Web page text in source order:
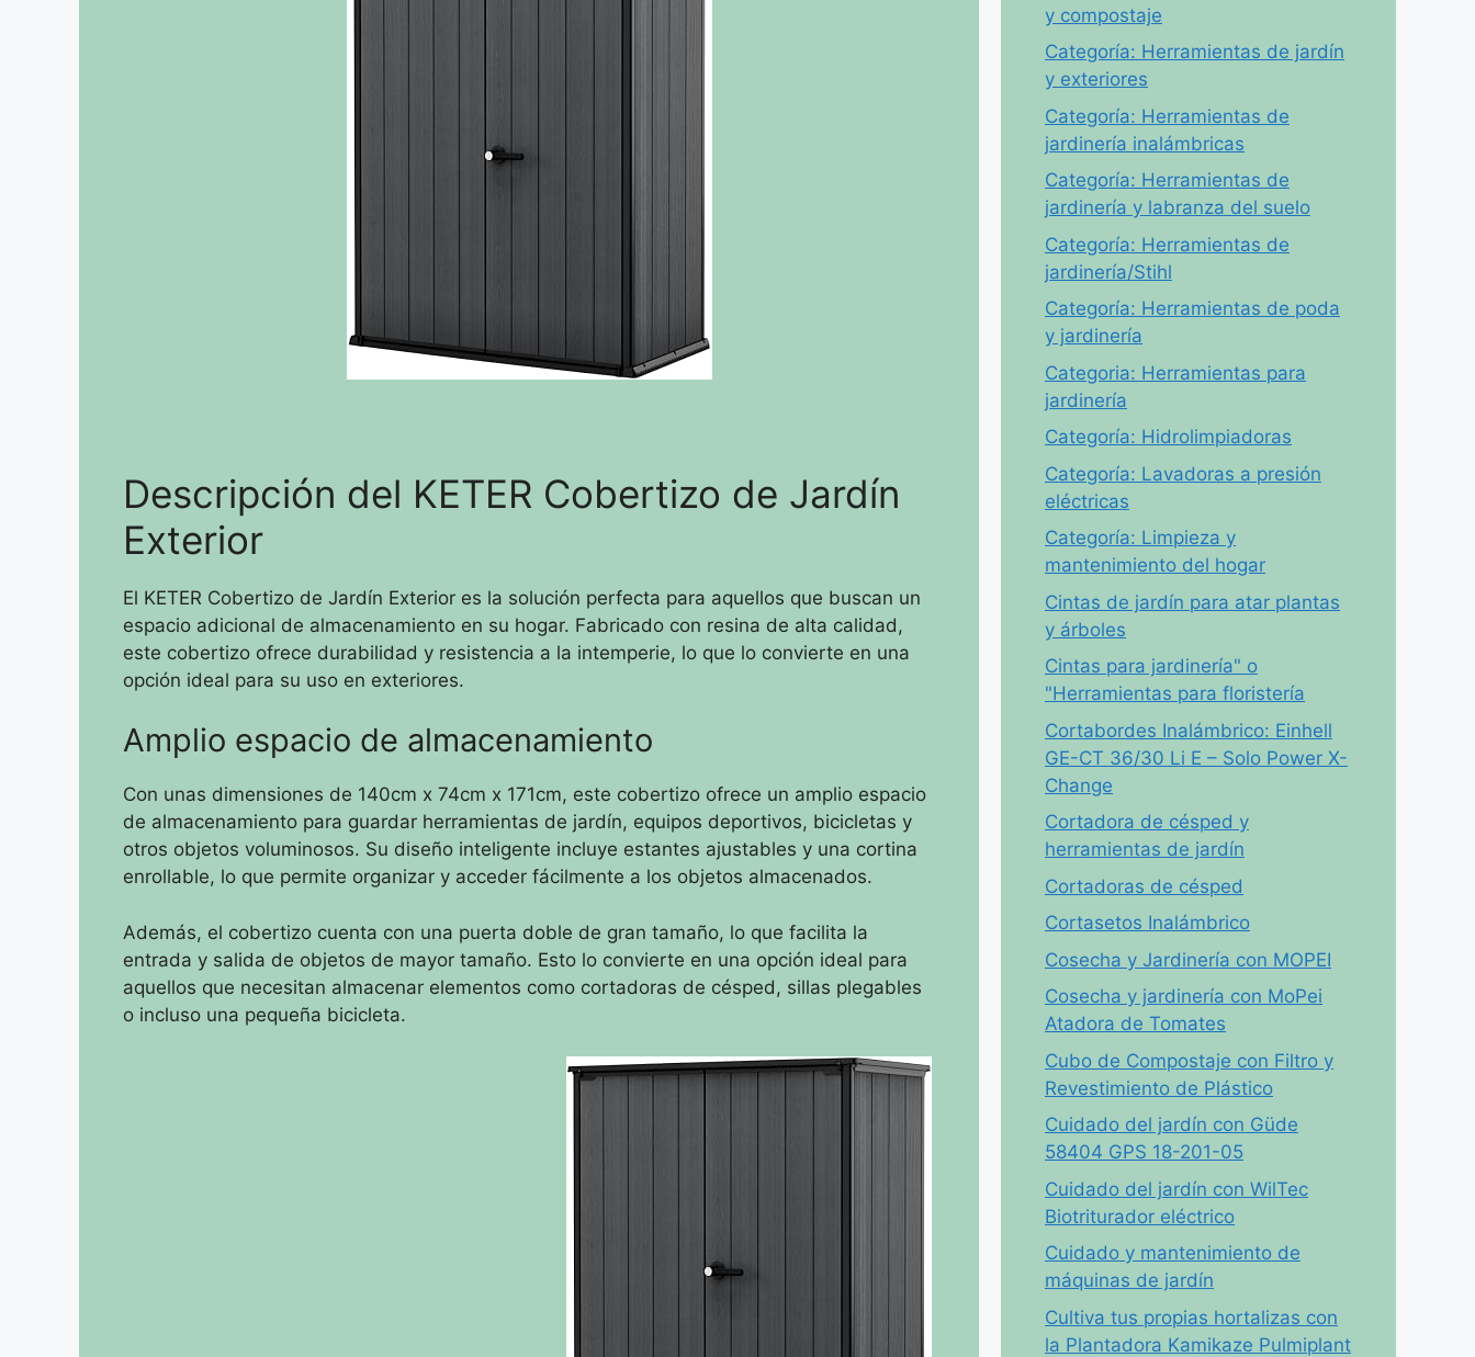
Descripción del KETER Cobertizo de Jardín
Exterior
El KETER Cobertizo de Jardín Exterior es la solución perfecta para aquellos que buscan un
espacio adicional de almacenamiento en su hogar. Fabricado con resina de alta calidad,
este cobertizo ofrece durabilidad y resistencia a la intemperie, lo que lo convierte en una
opción ideal para su uso en exteriores.
Amplio espacio de almacenamiento
Con unas dimensiones de 140cm x 74cm x 171cm, este cobertizo ofrece un amplio espacio
de almacenamiento para guardar herramientas de jardín, equipos deportivos, bicicletas y
otros objetos voluminosos. Su diseño inteligente incluye estantes ajustables y una cortina
enrollable, lo que permite organizar y acceder fácilmente a los objetos almacenados.
Además, el cobertizo cuenta con una puerta doble de gran tamaño, lo que facilita la
entrada y salida de objetos de mayor tamaño. Esto lo convierte en una opción ideal para
aquellos que necesitan almacenar elementos como cortadoras de césped, sillas plegables
o incluso una pequeña bicicleta.
y compostaje
Categoría: Herramientas de jardín
y exteriores
Categoría: Herramientas de
jardinería inalámbricas
Categoría: Herramientas de
jardinería y labranza del suelo
Categoría: Herramientas de
jardinería/Stihl
Categoría: Herramientas de poda
y jardinería
Categoria: Herramientas para
jardinería
Categoría: Hidrolimpiadoras
Categoría: Lavadoras a presión
eléctricas
Categoría: Limpieza y
mantenimiento del hogar
Cintas de jardín para atar plantas
y árboles
Cintas para jardinería" o
"Herramientas para floristería
Cortabordes Inalámbrico: Einhell
GE-CT 36/30 Li E – Solo Power X-
Change
Cortadora de césped y
herramientas de jardín
Cortadoras de césped
Cortasetos Inalámbrico
Cosecha y Jardinería con MOPEI
Cosecha y jardinería con MoPei
Atadora de Tomates
Cubo de Compostaje con Filtro y
Revestimiento de Plástico
Cuidado del jardín con Güde
58404 GPS 18-201-05
Cuidado del jardín con WilTec
Biotriturador eléctrico
Cuidado y mantenimiento de
máquinas de jardín
Cultiva tus propias hortalizas con
la Plantadora Kamikaze Pulmiplant